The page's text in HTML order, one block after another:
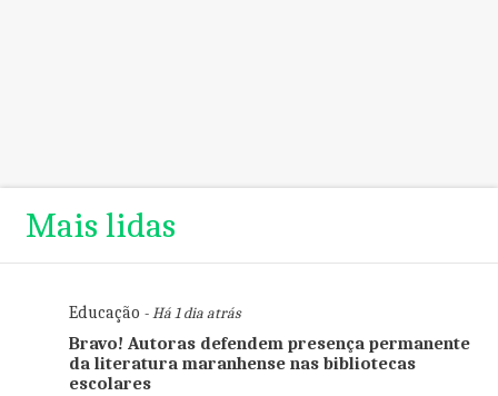
Mais lidas
Educação - Há 1 dia atrás
Bravo! Autoras defendem presença permanente
da literatura maranhense nas bibliotecas
escolares